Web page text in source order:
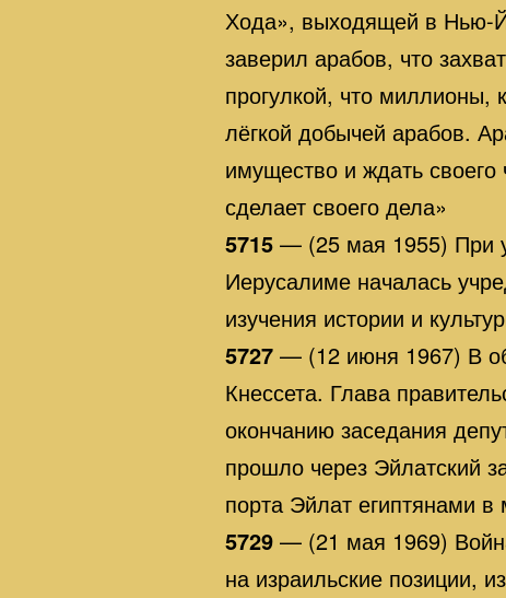
Хода», выходящей в Нью-
заверил арабов, что
прогулкой, что миллионы,
лёгкой добычей арабов.
имущество и ждать своего
сделает своего дела»
5715 — (25 мая 1955) При
Иерусалиме началась
изучения истории и
5727 — (12 июня 1967) В
Кнессета. Глава
окончанию заседания
прошло через Эйлатский
порта Эйлат египтянами
5729 — (21 мая 1969)
на израильские позиции,